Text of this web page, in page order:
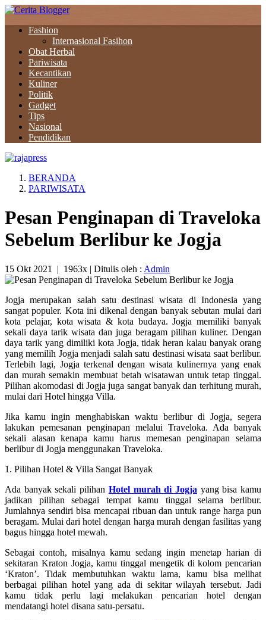
Fashion
Internasional Fasihon
Obat Herbal
Pariwisata
Kecantikan
Kuliner
Politik
Gadget
Tips
Nasional
Pendidikan
BERANDA
PARIWISATA
Pesan Penginapan di Traveloka
Sebelum Berlibur ke Jogja
15 Okt 2021 | 1963x | Ditulis oleh : Admin
Jogja merupakan salah satu destinasi wisata di Indonesia yang
sangat populer. Kota ini dikenal dengan banyak sebutan mulai dari
kota pelajar, kota wisata & kota budaya. Jogja memiliki banyak
sekali daya tarik wisata dan juga beragam pilihan kuliner. Dengan
daya tarik yang dimiliki kota Jogja, tidak heran kalau banyak orang
yang memilih Jogja menjadi salah satu destinasi wisata saat berlibur.
Terlebih lagi, Jogja terkenal dengan wisata kulinernya yang enak
dan murah semakin membuat betah wisatawan untuk tetap tinggal.
Pilihan akomodasi di Jogja juga sangat banyak dan terhitung murah,
mulai dari Hotel hingga Villa.
Jika kamu ingin menghabiskan waktu berlibur di Jogja, segera
lakukan pemesanan penginapan melalui Traveloka. Ada banyak
sekali alasan kenapa kamu harus memesan penginapan selama
berlibur di Jogja menggunakan Traveloka.
1. Pilihan Hotel & Villa Sangat Banyak
Ada banyak sekali pilihan Hotel murah di Jogja yang bisa kamu
jadikan pilihan sebagai tempat kamu tinggal selama berlibur.
Jumlahnya sendiri bisa mencapai ribuan dan untuk range harga pun
beragam. Mulai dari hotel dengan harga murah dengan fasilitas yang
bagus hingga hotel mewah.
Sebagai contoh, misalnya kamu sedang ingin menetap harian di
sekitaran Kraton Jogja, kamu tinggal mengetik di kolom pencarian
‘Kraton’. Tidak membutuhkan waktu lama, kamu bisa melihat
berbagai pilihan hotel yang ada di sekitar wilayah tersebut. Jadi
kamu tidak perlu lagi melakukan pencarian hotel dengan
mendatangi hotel disana satu-persatu.